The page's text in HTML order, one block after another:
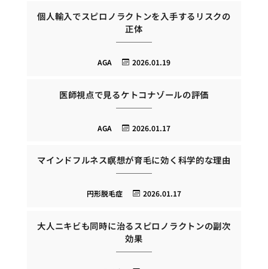
個人輸入でスピロノラクトンを入手するリスクの
正体
2026.01.19
AGA
医師視点で見るケトコナゾールの評価
2026.01.17
AGA
マインドフルネス瞑想が育毛に効く科学的な理由
2026.01.17
円形脱毛症
大人ニキビも同時に治るスピロノラクトンの副次
効果